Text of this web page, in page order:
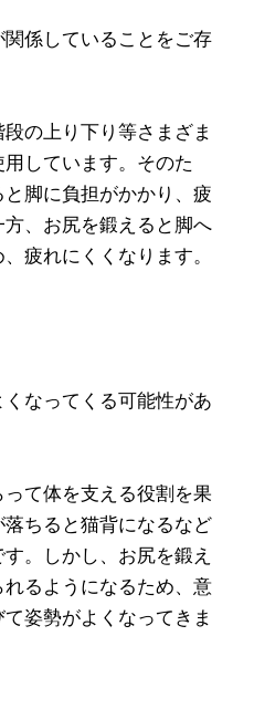
係していることをご存
の上り下り等さまざま
しています。そのた
脚に負担がかかり、疲
、お尻を鍛えると脚へ
疲れにくくなります。
なってくる可能性があ
て体を支える役割を果
ちると猫背になるなど
。しかし、お尻を鍛え
るようになるため、意
姿勢がよくなってきま